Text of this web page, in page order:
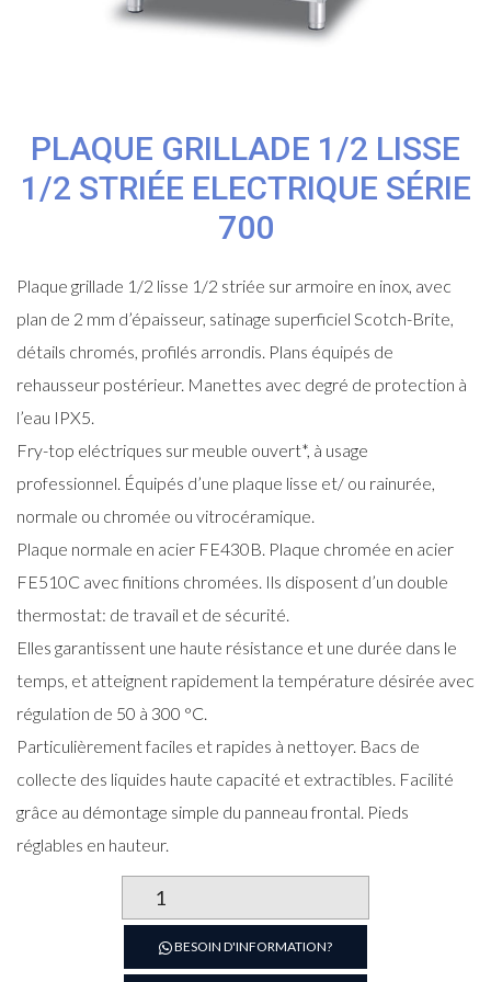
PLAQUE GRILLADE 1/2 LISSE
1/2 STRIÉE ELECTRIQUE SÉRIE
700
Plaque grillade 1/2 lisse 1/2 striée sur armoire en inox, avec
plan de 2 mm d’épaisseur, satinage superficiel Scotch-Brite,
détails chromés, profilés arrondis. Plans équipés de
rehausseur postérieur. Manettes avec degré de protection à
l’eau IPX5.
Fry-top eléctriques sur meuble ouvert*, à usage
professionnel. Équipés d’une plaque lisse et/ ou rainurée,
normale ou chromée ou vitrocéramique.
Plaque normale en acier FE430B. Plaque chromée en acier
FE510C avec finitions chromées. Ils disposent d’un double
thermostat: de travail et de sécurité.
Elles garantissent une haute résistance et une durée dans le
temps, et atteignent rapidement la température désirée avec
régulation de 50 à 300 °C.
Particulièrement faciles et rapides à nettoyer. Bacs de
collecte des liquides haute capacité et extractibles. Facilité
grâce au démontage simple du panneau frontal. Pieds
réglables en hauteur.
de
Plaque
grillade
BESOIN D'INFORMATION?